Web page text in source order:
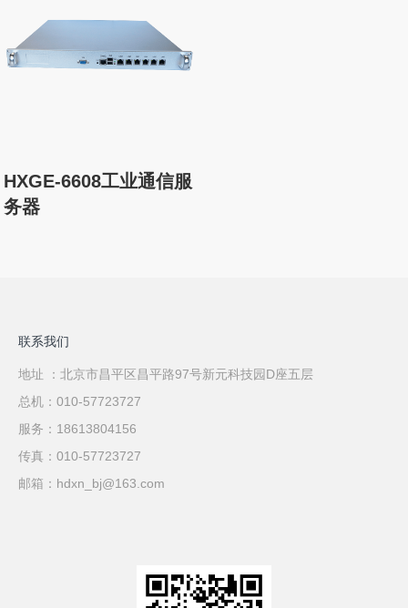
HXGE-6608工业通信服
务器
联系我们
地址 ：北京市昌平区昌平路97号新元科技园D座五层
总机：010-57723727
服务：18613804156
传真：010-57723727
邮箱：hdxn_bj@163.com